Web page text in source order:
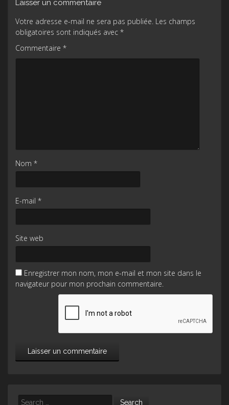
Laisser un commentaire
Votre adresse e-mail ne sera pas publiée. Les champs
obligatoires sont indiqués avec *
Commentaire *
Nom *
E-mail *
Site web
Enregistrer mon nom, mon e-mail et mon site dans le
navigateur pour mon prochain commentaire.
Search